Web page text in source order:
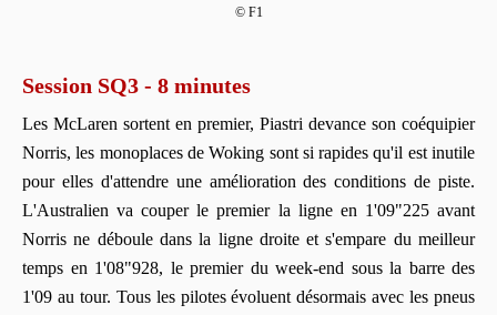
© F1
Session SQ3 - 8 minutes
Les McLaren sortent en premier, Piastri devance son coéquipier
Norris, les monoplaces de Woking sont si rapides qu'il est inutile
pour elles d'attendre une amélioration des conditions de piste.
L'Australien va couper le premier la ligne en 1'09"225 avant
Norris ne déboule dans la ligne droite et s'empare du meilleur
temps en 1'08"928, le premier du week-end sous la barre des
1'09 au tour. Tous les pilotes évoluent désormais avec les pneus